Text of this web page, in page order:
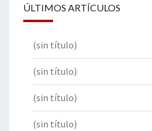
ÚLTIMOS ARTÍCULOS
(sin título)
(sin título)
(sin título)
(sin título)